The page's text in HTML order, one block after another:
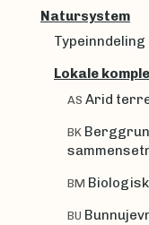
Natursystem
Typeinndeling
Lokale
AS Arid
BK
BM
BU